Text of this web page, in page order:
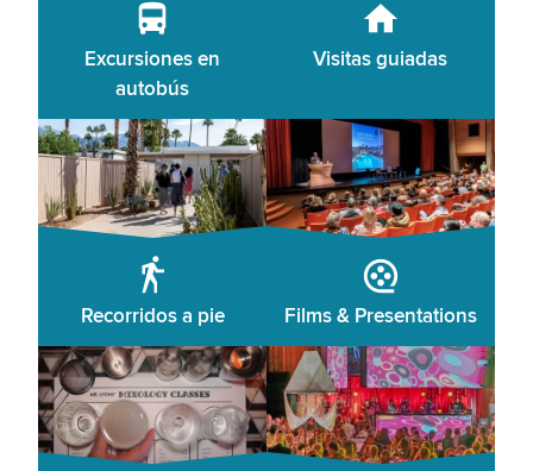
Excursiones en
autobús
Visitas guiadas
Recorridos a pie Films & Presentations